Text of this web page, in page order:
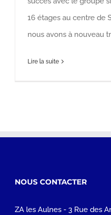
16 étages au centre de
nous avons à nouveau
Lire la suite
NOUS CONTACTER
ZA les Aulnes - 3 Rue des